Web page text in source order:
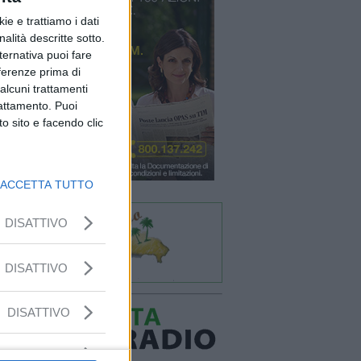
e trattiamo i dati
descritte sotto.
puoi fare
prima di
trattamenti
Puoi
sito e facendo clic
ACCETTA TUTTO
DISATTIVO
DISATTIVO
DISATTIVO